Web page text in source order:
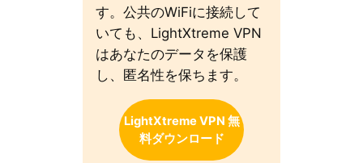
す。公共のWiFiに接続して
いても、LightXtreme VPN
はあなたのデータを保護
し、匿名性を保ちます。
LightXtreme VPN 無
料ダウンロード